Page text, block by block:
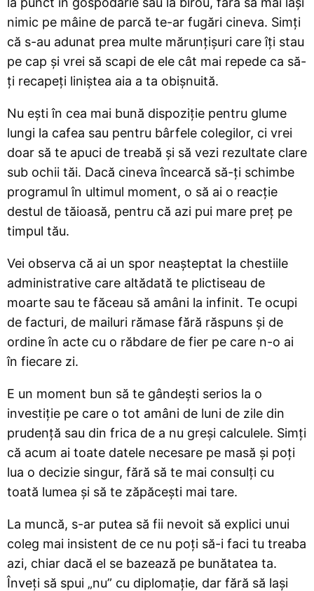
nimic pe mâine de parcă te-ar fugări cineva. Simți
că s-au adunat prea multe mărunțișuri care îți stau
pe cap și vrei să scapi de ele cât mai repede ca să-
ți recapeți liniștea aia a ta obișnuită.
Nu ești în cea mai bună dispoziție pentru glume
lungi la cafea sau pentru bârfele colegilor, ci vrei
doar să te apuci de treabă și să vezi rezultate clare
sub ochii tăi. Dacă cineva încearcă să-ți schimbe
programul în ultimul moment, o să ai o reacție
destul de tăioasă, pentru că azi pui mare preț pe
timpul tău.
Vei observa că ai un spor neașteptat la chestiile
administrative care altădată te plictiseau de
moarte sau te făceau să amâni la infinit. Te ocupi
de facturi, de mailuri rămase fără răspuns și de
ordine în acte cu o răbdare de fier pe care n-o ai
în fiecare zi.
E un moment bun să te gândești serios la o
investiție pe care o tot amâni de luni de zile din
prudență sau din frica de a nu greși calculele. Simți
că acum ai toate datele necesare pe masă și poți
lua o decizie singur, fără să te mai consulți cu
toată lumea și să te zăpăcești mai tare.
La muncă, s-ar putea să fii nevoit să explici unui
coleg mai insistent de ce nu poți să-i faci tu treaba
azi, chiar dacă el se bazează pe bunătatea ta.
Înveți să spui „nu” cu diplomație, dar fără să lași